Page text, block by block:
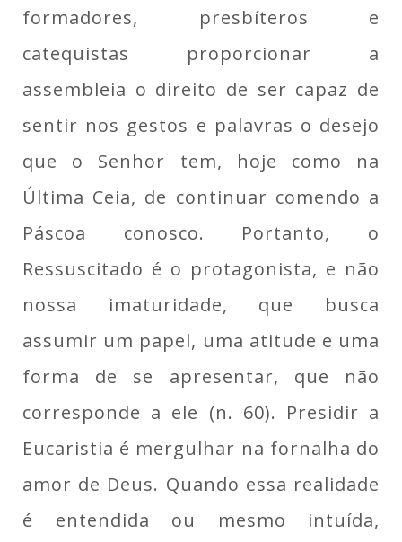
formadores, presbíteros e
catequistas proporcionar a
assembleia o direito de ser capaz de
sentir nos gestos e palavras o desejo
que o Senhor tem, hoje como na
Última Ceia, de continuar comendo a
Páscoa conosco. Portanto, o
Ressuscitado é o protagonista, e não
nossa imaturidade, que busca
assumir um papel, uma atitude e uma
forma de se apresentar, que não
corresponde a ele (n. 60). Presidir a
Eucaristia é mergulhar na fornalha do
amor de Deus. Quando essa realidade
é entendida ou mesmo intuída,